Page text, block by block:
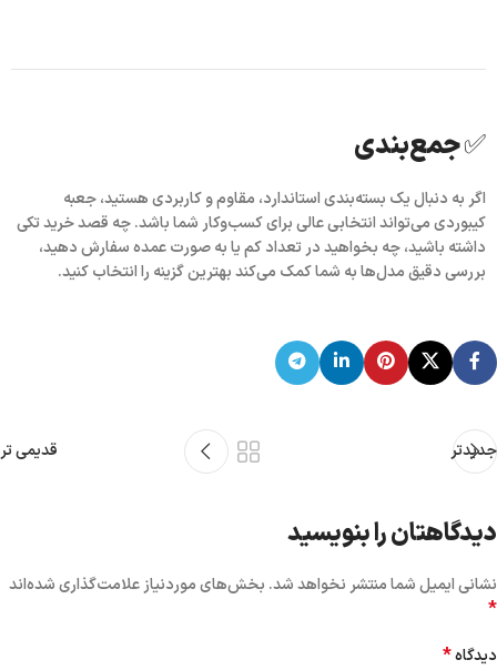
✅ جمع‌بندی
اگر به دنبال یک بسته‌بندی استاندارد، مقاوم و کاربردی هستید،جعبه
کیبوردیمی‌تواند انتخابی عالی برای کسب‌وکار شما باشد. چه قصد خریدتکی
داشته باشید، چه بخواهید در تعداد کمیا به صورتعمدهسفارش دهید،
بررسی دقیق مدل‌ها به شما کمک می‌کند بهترین گزینه را انتخاب کنید.
جدیدتر قدیمی تر
دیدگاهتان را بنویسید
نشانی ایمیل شما منتشر نخواهد شد. بخش‌های موردنیاز علامت‌گذاری شده‌اند
*
دیدگاه*